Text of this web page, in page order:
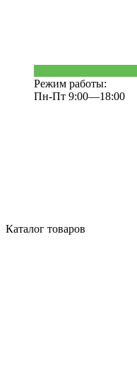
Режим работы:
Пн-Пт 9:00—18:00
Каталог товаров